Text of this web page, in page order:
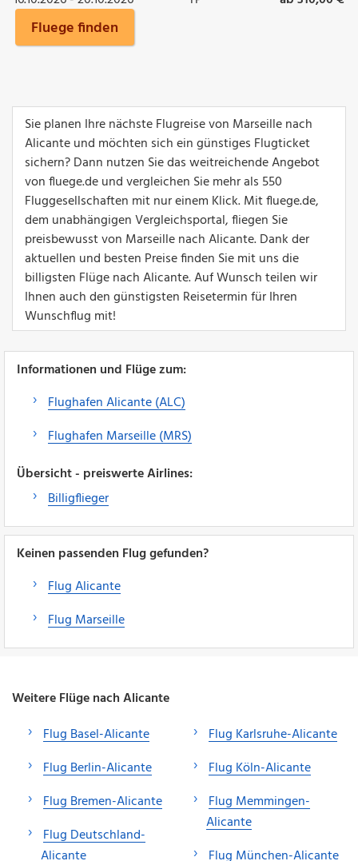
Fluege finden
Sie planen Ihre nächste Flugreise von Marseille nach
Alicante und möchten sich ein günstiges Flugticket
sichern? Dann nutzen Sie das weitreichende Angebot
von fluege.de und vergleichen Sie mehr als 550
Fluggesellschaften mit nur einem Klick. Mit fluege.de,
dem unabhängigen Vergleichsportal, fliegen Sie
preisbewusst von Marseille nach Alicante. Dank der
aktuellen und besten Preise finden Sie mit uns die
billigsten Flüge nach Alicante. Auf Wunsch teilen wir
Ihnen auch den günstigsten Reisetermin für Ihren
Wunschflug mit!
Informationen und Flüge zum:
Flughafen Alicante (ALC)
Flughafen Marseille (MRS)
Übersicht - preiswerte Airlines:
Billigflieger
Keinen passenden Flug gefunden?
Flug Alicante
Flug Marseille
Weitere Flüge nach Alicante
Flug Basel-Alicante
Flug Berlin-Alicante
Flug Bremen-Alicante
Flug Deutschland-
Alicante
Flug Karlsruhe-Alicante
Flug Köln-Alicante
Flug Memmingen-
Alicante
Flug München-Alicante